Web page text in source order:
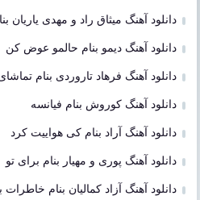
دانلود آهنگ میثاق راد و مهدی یاریان
دانلود آهنگ دیمو بنام حالمو عوض کن
دانلود آهنگ فرهاد تاروردی بنام
دانلود آهنگ کوروش بنام فیانسه
دانلود آهنگ آراد بنام کی هواییت کرد
دانلود آهنگ پوری و مهیار بنام برای تو
دانلود آهنگ آزاد کمالیان بنام